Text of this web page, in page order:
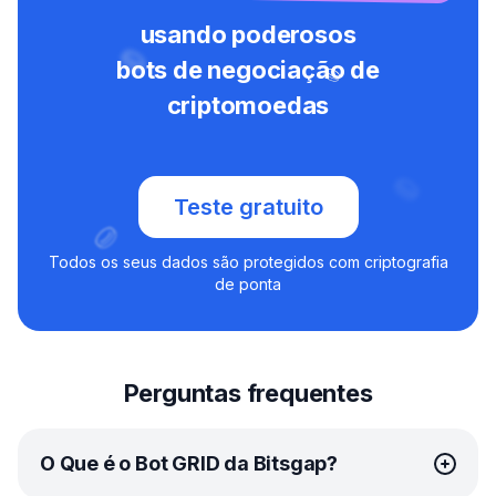
usando poderosos
bots de negociação de
criptomoedas
Teste gratuito
Todos os seus dados são protegidos com criptografia
de ponta
Perguntas frequentes
O Que é o Bot GRID da Bitsgap?